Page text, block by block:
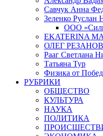
Савчук Анна
Зеленко Руслан
ООО
EKATERINA
ОЛЕГ
Рааг Светлана
Татьяна Тур
Физика от
РУБРИКИ
ОБЩЕСТВО
КУЛЬТУРА
НАУКА
ПОЛИТИКА